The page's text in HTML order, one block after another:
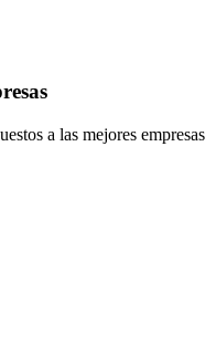
a las mejores empresas